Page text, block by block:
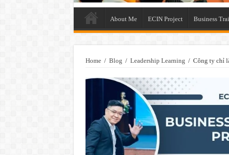
About Me ECIN Project Business
Home / Blog / Leadership Learning / Công ty chỉ